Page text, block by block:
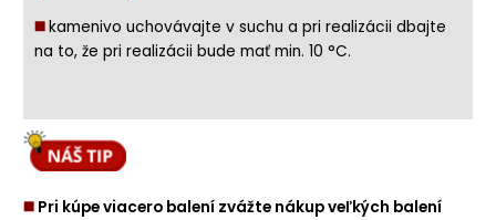
◼️kamenivo uchovávajte v suchu a pri realizácii dbajte
na to, že pri realizácii bude mať min. 10 °C.
◼️ Pri kúpe viacero balení zvážte nákup veľkých balení